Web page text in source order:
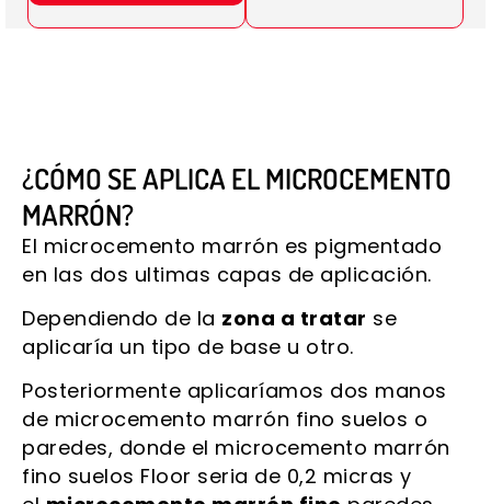
¿CÓMO SE APLICA EL MICROCEMENTO
MARRÓN?
El microcemento marrón es pigmentado
en las dos ultimas capas de aplicación.
Dependiendo de la zona a tratar se
aplicaría un tipo de base u otro.
Posteriormente aplicaríamos dos manos
de microcemento marrón fino suelos o
paredes, donde el microcemento marrón
fino suelos Floor seria de 0,2 micras y